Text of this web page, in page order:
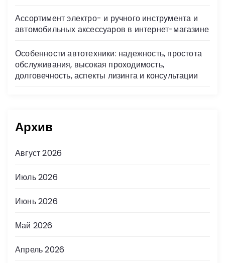
Ассортимент электро- и ручного инструмента и
автомобильных аксессуаров в интернет-магазине
Особенности автотехники: надежность, простота
обслуживания, высокая проходимость,
долговечность, аспекты лизинга и консультации
Архив
Август 2026
Июль 2026
Июнь 2026
Май 2026
Апрель 2026